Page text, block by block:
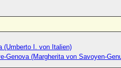
(Umberto I. von Italien)
Genova (Margherita von Savoyen-